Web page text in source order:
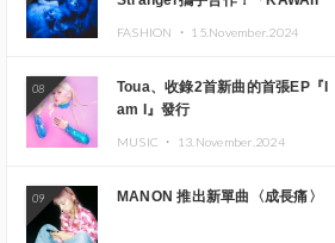
FASHION ・ 15.November.2024
08
Toua、收錄2首新曲的首張EP『I
am I』發行
MUSIC ・ 13.November.2024
09 MANON 推出新單曲〈成長痛〉